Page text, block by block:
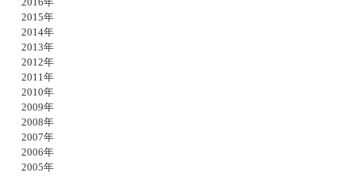
2015年
2014年
2013年
2012年
2011年
2010年
2009年
2008年
2007年
2006年
2005年